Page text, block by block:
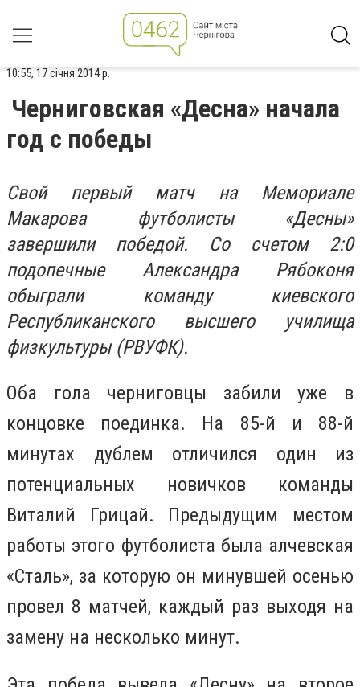
10:55, 17 січня 2014 р.
Черниговская «Десна» начала
год с победы
Свой первый матч на Мемориале
Макарова футболисты «Десны»
завершили победой. Со счетом 2:0
подопечные Александра Рябоконя
обыграли команду киевского
Республиканского высшего училища
физкультуры (РВУФК).
Оба гола черниговцы забили уже в
концовке поединка. На 85-й и 88-й
минутах дублем отличился один из
потенциальных новичков команды
Виталий Грицай. Предыдущим местом
работы этого футболиста была алчевская
«Сталь», за которую он минувшей осенью
провел 8 матчей, каждый раз выходя на
замену на несколько минут.